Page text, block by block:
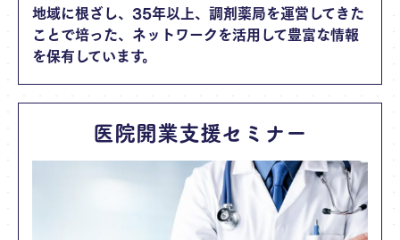
地域に根ざし、35年以上、調剤薬局を運営してきた
ことで培った、ネットワークを活用して豊富な情報
を保有しています。
医院開業支援セミナー